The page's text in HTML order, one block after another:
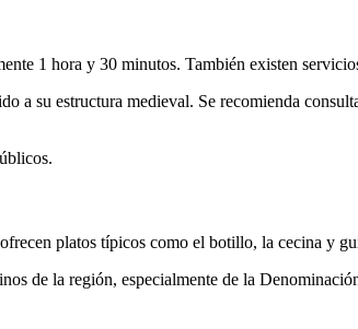
1 hora y 30 minutos. También existen
a su estructura medieval. Se recomienda
platos típicos como el botillo, la cecina y
de la región, especialmente de la